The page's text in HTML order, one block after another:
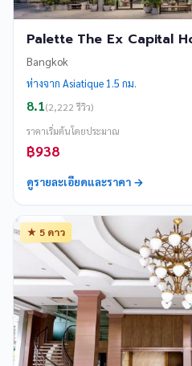
Palette The Ex Capital
Bangkok
ห่างจาก Asiatique 1.5 กม.
8.1(2,222 รีวิว)
ราคาเริ่มต้นโดยประมาณ
฿938
ดูรายละเอียดและราคา →
★ 5 ดาว